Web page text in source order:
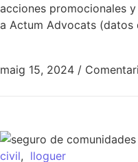
acciones promocionales
a Actum Advocats (datos
maig 15, 2024 /
civil, lloguer